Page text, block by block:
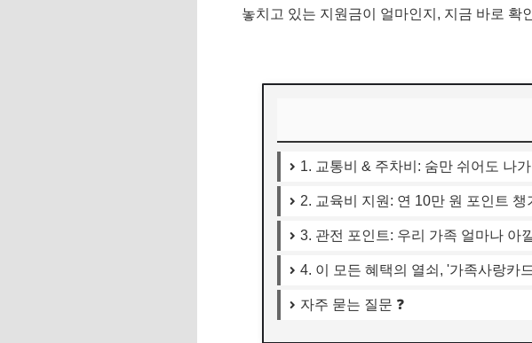
놓치고 있는 지원금이 얼마인지, 지금 바로 확
1. 교통비 & 주차비: 숨만 쉬어도 나
2. 교육비 지원: 연 10만 원 포인트 챙
3. 관전 포인트: 우리 가족 얼마나 아
4. 이 모든 혜택의 열쇠, '가족사랑카
자주 묻는 질문 ❓